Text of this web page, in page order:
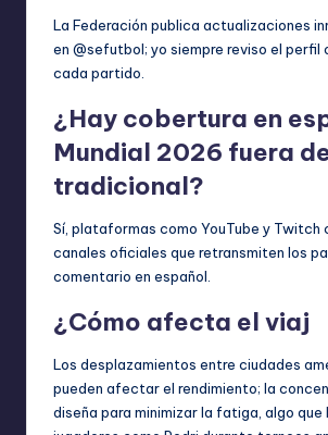
La Federación publica actualizaciones
en @sefutbol; yo siempre reviso el perfil
cada partido.
¿Hay cobertura en
Mundial 2026 fuera
tradicional?
Sí, plataformas como YouTube y Twitch
canales oficiales que retransmiten los
comentario en español.
¿Cómo afecta el viaj
Los desplazamientos entre ciudades
pueden afectar el rendimiento; la
diseña para minimizar la fatiga, algo que